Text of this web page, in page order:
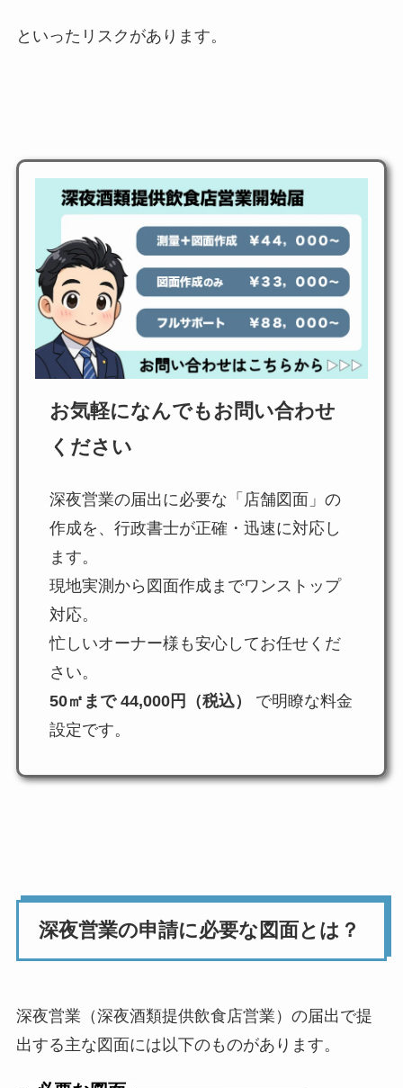
といったリスクがあります。
お気軽になんでもお問い合わせ
ください
深夜営業の届出に必要な「店舗図面」の
作成を、行政書士が正確・迅速に対応し
ます。
現地実測から図面作成までワンストップ
対応。
忙しいオーナー様も安心してお任せくだ
さい。
50㎡まで 44,000円（税込）
で明瞭な料金
設定です。
深夜営業の申請に必要な図面とは？
深夜営業（深夜酒類提供飲食店営業）の届出で提
出する主な図面には以下のものがあります。